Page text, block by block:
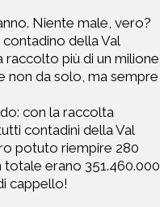
Niente male, vero?
contadino della Val
raccolto più di un milione
non da solo, ma sempre
con la raccolta
contadini della Val
potuto riempire 280
totale erano 351.460.000
cappello!